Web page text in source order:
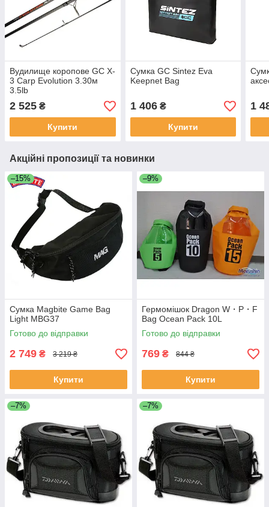
Вудилище коропове GC X-
3 Carp Evolution 3.30м
3.5lb
2 525 ₴
Купити
Сумка GC Sintez Eva
Keepnet Bag
1 406₴
Купити
1
Акційні пропозиції та новинки
–15%
Сумка Magbite Game Bag
Light MBG37
Готово до відправки
2 749 ₴ 3 219 ₴
Купити
–9%
Гермомішок Dragon W・P・F
Bag Ocean Pack 10L
Готово до відправки
769 ₴ 844 ₴
Купити
–7% –7%